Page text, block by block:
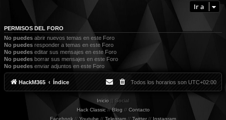
Ir a
PERMISOS DEL FORO
No puedes abrir nuevos temas en este Foro
No puedes responder a temas en este Foro
No puedes editar sus mensajes en este Foro
No puedes borrar sus mensajes en este Foro
No puedes enviar adjuntos en este Foro
HackM365 Índice Todos los horarios son UTC+02:00
Inicio || Social
Hack Classic//Blog // Contacto
Facebook // Youtube // Telegram // Twitter// Instagram